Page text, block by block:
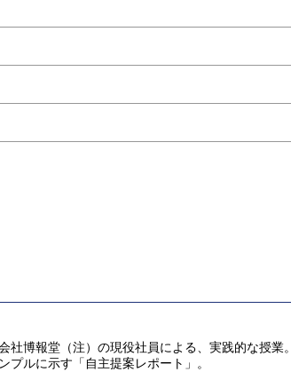
博報堂（注）の現役社員による、実践的な授業。
ルに示す「自主提案レポート」。